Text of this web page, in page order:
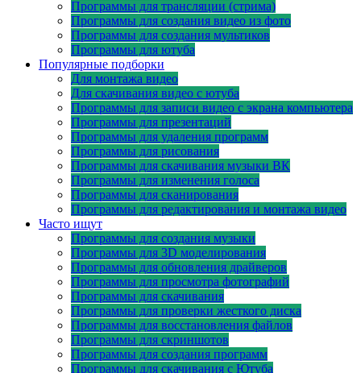
Программы для трансляции (стрима)
Программы для создания видео из фото
Программы для создания мультиков
Программы для ютуба
Популярные подборки
Для монтажа видео
Для скачивания видео с ютуба
Программы для записи видео с экрана компьютера
Программы для презентаций
Программы для удаления программ
Программы для рисования
Программы для скачивания музыки ВК
Программы для изменения голоса
Программы для сканирования
Программы для редактирования и монтажа видео
Часто ищут
Программы для создания музыки
Программы для 3D моделирования
Программы для обновления драйверов
Программы для просмотра фотографий
Программы для скачивания
Программы для проверки жесткого диска
Программы для восстановления файлов
Программы для скриншотов
Программы для создания программ
Программы для скачивания с Ютуба